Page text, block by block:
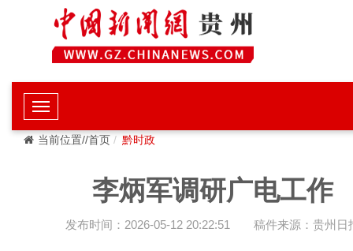
当前位置//首页 黔时政
李炳军调研广电工作
发布时间：2026-05-12 20:22:51 稿件来源：贵州日